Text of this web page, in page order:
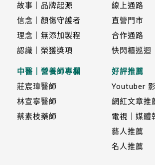
故事｜品牌起源
信念｜顏傷守護者
理念｜無添加製程
認識｜榮獲獎項
中醫｜營養師專欄
莊宸瑋醫師
林宣寧醫師
蔡素枝藥師
線上通路
直營門市
合作通路
快閃櫃巡迴
好評推薦
Youtuber
網紅文章推
電視｜媒體
藝人推薦
名人推薦